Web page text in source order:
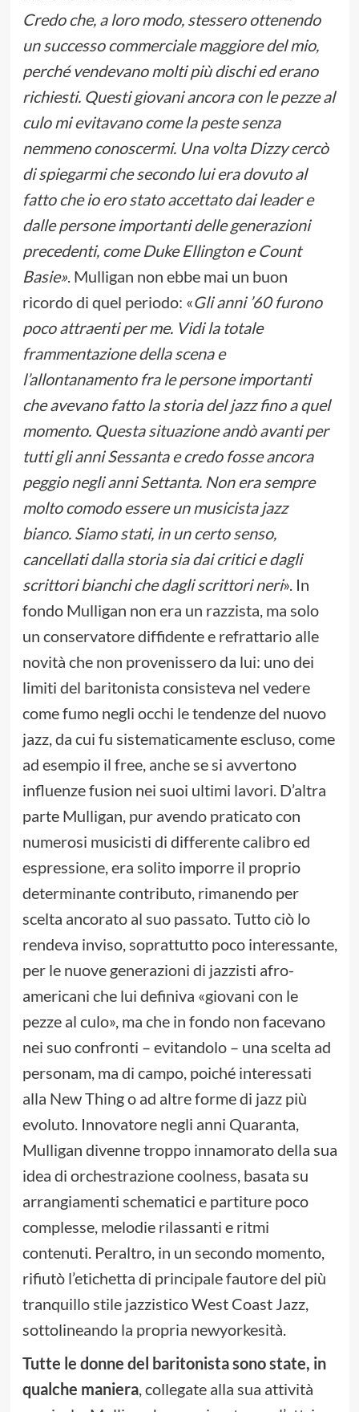
Credo che, a loro modo, stessero ottenendo
un successo commerciale maggiore del mio,
perché vendevano molti più dischi ed erano
richiesti. Questi giovani ancora con le pezze al
culo mi evitavano come la peste senza
nemmeno conoscermi. Una volta Dizzy cercò
di spiegarmi che secondo lui era dovuto al
fatto che io ero stato accettato dai leader e
dalle persone importanti delle generazioni
precedenti, come Duke Ellington e Count
Basie». Mulligan non ebbe mai un buon
ricordo di quel periodo: «Gli anni ’60 furono
poco attraenti per me. Vidi la totale
frammentazione della scena e
l’allontanamento fra le persone importanti
che avevano fatto la storia del jazz fino a quel
momento. Questa situazione andò avanti per
tutti gli anni Sessanta e credo fosse ancora
peggio negli anni Settanta. Non era sempre
molto comodo essere un musicista jazz
bianco. Siamo stati, in un certo senso,
cancellati dalla storia sia dai critici e dagli
scrittori bianchi che dagli scrittori neri». In
fondo Mulligan non era un razzista, ma solo
un conservatore diffidente e refrattario alle
novità che non provenissero da lui: uno dei
limiti del baritonista consisteva nel vedere
come fumo negli occhi le tendenze del nuovo
jazz, da cui fu sistematicamente escluso, come
ad esempio il free, anche se si avvertono
influenze fusion nei suoi ultimi lavori. D’altra
parte Mulligan, pur avendo praticato con
numerosi musicisti di differente calibro ed
espressione, era solito imporre il proprio
determinante contributo, rimanendo per
scelta ancorato al suo passato. Tutto ciò lo
rendeva inviso, soprattutto poco interessante,
per le nuove generazioni di jazzisti afro-
americani che lui definiva «giovani con le
pezze al culo», ma che in fondo non facevano
nei suo confronti – evitandolo – una scelta ad
personam, ma di campo, poiché interessati
alla New Thing o ad altre forme di jazz più
evoluto. Innovatore negli anni Quaranta,
Mulligan divenne troppo innamorato della sua
idea di orchestrazione coolness, basata su
arrangiamenti schematici e partiture poco
complesse, melodie rilassanti e ritmi
contenuti. Peraltro, in un secondo momento,
rifiutò l’etichetta di principale fautore del più
tranquillo stile jazzistico West Coast Jazz,
sottolineando la propria newyorkesità.
Tutte le donne del baritonista sono state, in
qualche maniera, collegate alla sua attività